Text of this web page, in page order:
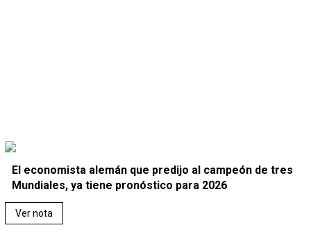
El economista alemán que predijo al campeón de tres
Mundiales, ya tiene pronóstico para 2026
Ver nota